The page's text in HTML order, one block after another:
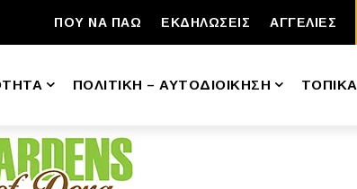
ΠΟΥ ΝΑ ΠΑΩ ΕΚΔΗΛΩΣΕΙΣ ΑΓΓΕΛΙΕΣ
ΠΟΛΙΤΙΚΗ – ΑΥΤΟΔΙΟΙΚΗΣΗ ΤΟΠΙΚΑ